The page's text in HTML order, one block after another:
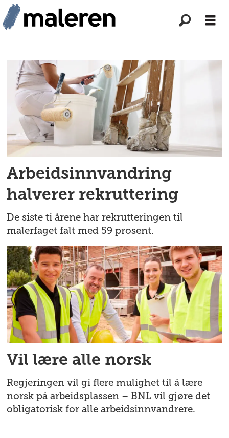
arbeidsinnvandrere
Arbeidsinnvandring
halverer rekruttering
De siste ti årene har rekrutteringen til
malerfaget falt med 59 prosent.
Vil lære alle norsk
Regjeringen vil gi flere mulighet til å lære
norsk på arbeidsplassen – BNL vil gjøre det
obligatorisk for alle arbeidsinnvandrere.